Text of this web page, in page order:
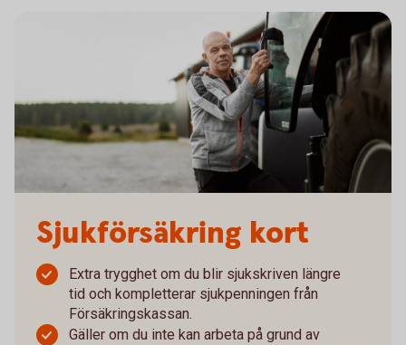
Sjukförsäkring kort
Extra trygghet om du blir sjukskriven längre
tid och kompletterar sjukpenningen från
Försäkringskassan.
Gäller om du inte kan arbeta på grund av